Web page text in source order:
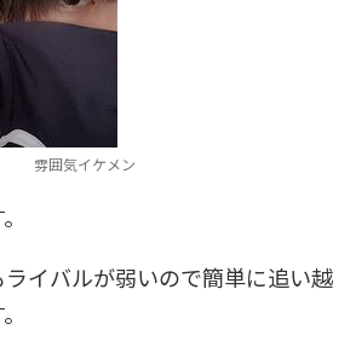
雰囲気イケメン
イバルが弱いので簡単に追い越